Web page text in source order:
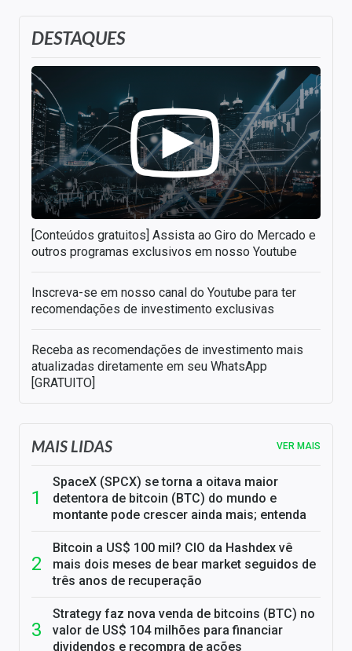
DESTAQUES
[Conteúdos gratuitos] Assista ao Giro do Mercado e
outros programas exclusivos em nosso Youtube
Inscreva-se em nosso canal do Youtube para ter
recomendações de investimento exclusivas
Receba as recomendações de investimento mais
atualizadas diretamente em seu WhatsApp
[GRATUITO]
MAIS LIDAS VER MAIS
SpaceX (SPCX) se torna a oitava maior
detentora de bitcoin (BTC) do mundo e
montante pode crescer ainda mais; entenda
Bitcoin a US$ 100 mil? CIO da Hashdex vê
mais dois meses de bear market seguidos de
três anos de recuperação
Strategy faz nova venda de bitcoins (BTC) no
valor de US$ 104 milhões para financiar
dividendos e recompra de ações